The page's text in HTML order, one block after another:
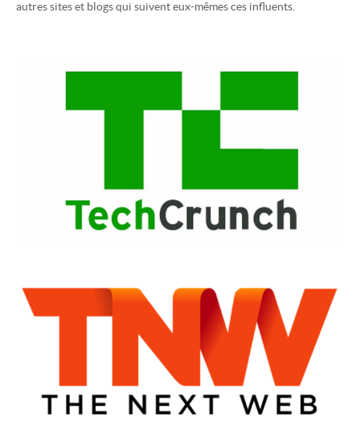
autres sites et blogs qui suivent eux-mêmes ces influents.